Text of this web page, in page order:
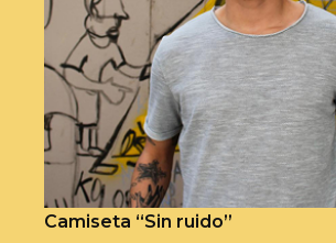
Camiseta “Sin ruido”